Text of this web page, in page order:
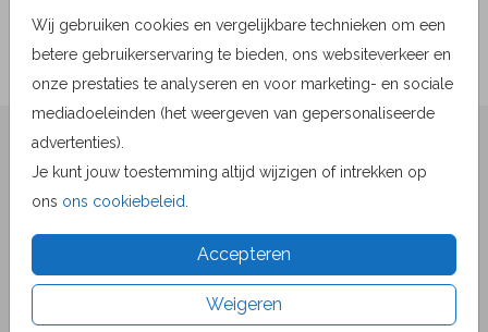
Wij gebruiken cookies en vergelijkbare technieken om een
betere gebruikerservaring te bieden, ons websiteverkeer en
onze prestaties te analyseren en voor marketing- en sociale
mediadoeleinden (het weergeven van gepersonaliseerde
advertenties).
Je kunt jouw toestemming altijd wijzigen of intrekken op
ons ons cookiebeleid
Accepteren
Weigeren
★★★★☆ Beoordelingen
van 1519 beoordelingen
Het was heel makkelijk om een kaart naar wens uit te
zoeken en daarna te bewerken. De bestelling is snel
binnen gekomen en zag er verzorgd uit.
Margreth